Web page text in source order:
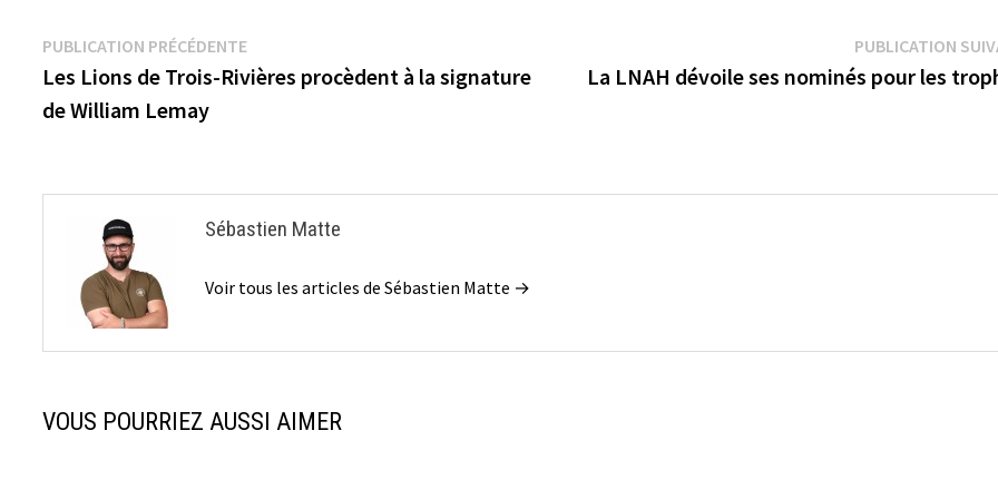
Navigation
de
PUBLICATION PRÉCÉDENTEPublication
précédente :
Les Lions de Trois-Rivières procèdent à la signature
de William Lemay
PUBLICATION
La LNAH dévoile ses nominés pour les
Sébastien Matte
Voir tous les articles de Sébastien Matte →
VOUS POURRIEZ AUSSI AIMER